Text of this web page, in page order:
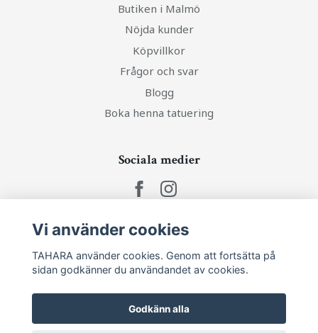
Butiken i Malmö
Nöjda kunder
Köpvillkor
Frågor och svar
Blogg
Boka henna tatuering
Sociala medier
Vi använder cookies
TAHARA använder cookies. Genom att fortsätta på
sidan godkänner du användandet av cookies.
Godkänn alla